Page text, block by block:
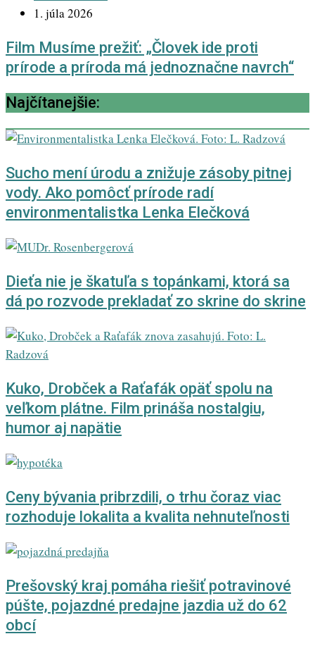
1. júla 2026
Film Musíme prežiť: „Človek ide proti
prírode a príroda má jednoznačne navrch“
Najčítanejšie:
Sucho mení úrodu a znižuje zásoby pitnej
vody. Ako pomôcť prírode radí
environmentalistka Lenka Elečková
Dieťa nie je škatuľa s topánkami, ktorá sa
dá po rozvode prekladať zo skrine do skrine
Kuko, Drobček a Raťafák opäť spolu na
veľkom plátne. Film prináša nostalgiu,
humor aj napätie
Ceny bývania pribrzdili, o trhu čoraz viac
rozhoduje lokalita a kvalita nehnuteľnosti
Prešovský kraj pomáha riešiť potravinové
púšte, pojazdné predajne jazdia už do 62
obcí